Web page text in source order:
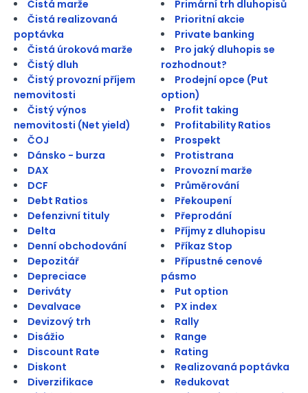
Čistá marže
Čistá realizovaná
poptávka
Čistá úroková marže
Čistý dluh
Čistý provozní příjem
nemovitosti
Čistý výnos
nemovitosti (Net yield)
ČOJ
Dánsko - burza
DAX
DCF
Debt Ratios
Defenzivní tituly
Delta
Denní obchodování
Depozitář
Depreciace
Deriváty
Devalvace
Devizový trh
Disážio
Discount Rate
Diskont
Diverzifikace
Primární trh dluhopisů
Prioritní akcie
Private banking
Pro jaký dluhopis se
rozhodnout?
Prodejní opce (Put
option)
Profit taking
Profitability Ratios
Prospekt
Protistrana
Provozní marže
Průměrování
Překoupení
Přeprodání
Příjmy z dluhopisu
Příkaz Stop
Přípustné cenové
pásmo
Put option
PX index
Rally
Range
Rating
Realizovaná poptávka
Redukovat